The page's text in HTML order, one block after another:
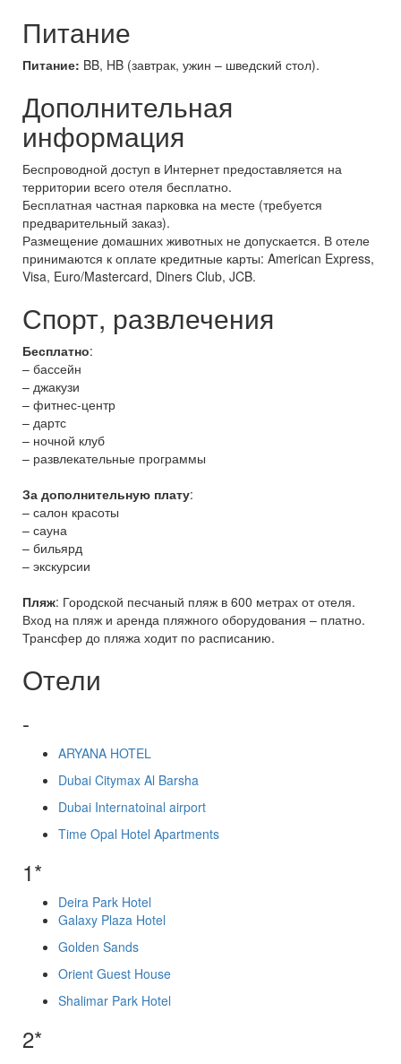
Питание
Питание: BB, HB (завтрак, ужин – шведский стол).
Дополнительная
информация
Беспроводной доступ в Интернет предоставляется на
территории всего отеля бесплатно.
Бесплатная частная парковка на месте (требуется
предварительный заказ).
Размещение домашних животных не допускается. В отеле
принимаются к оплате кредитные карты: American Express,
Visa, Euro/Mastercard, Diners Club, JCB.
Спорт, развлечения
Бесплатно:
– бассейн
– джакузи
– фитнес-центр
– дартс
– ночной клуб
– развлекательные программы
За дополнительную плату:
– салон красоты
– сауна
– бильярд
– экскурсии
Пляж: Городской песчаный пляж в 600 метрах от отеля.
Вход на пляж и аренда пляжного оборудования – платно.
Трансфер до пляжа ходит по расписанию.
Отели
-
ARYANA HOTEL
Dubai Citymax Al Barsha
Dubai Internatoinal airport
Time Opal Hotel Apartments
1*
Deira Park Hotel
Galaxy Plaza Hotel
Golden Sands
Orient Guest House
Shalimar Park Hotel
2*